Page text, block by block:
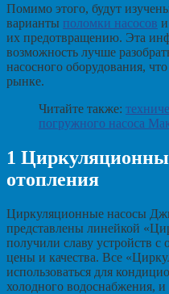
Помимо этого, будут
варианты поломки насосов
их предотвращению. Эта
возможность лучше
насосного оборудования,
рынке.
Читайте также:
погружного насоса
1
отопления
Циркуляционные насосы
представлены линейкой
получили славу устройств
цены и качества. Все
использоваться для
холодного водоснабжения,